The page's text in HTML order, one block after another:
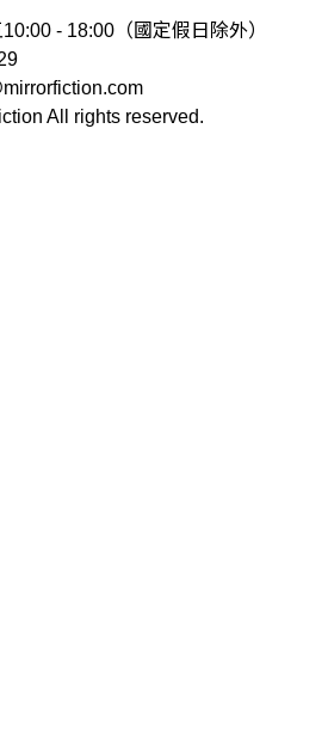
- 18:00（國定假日除外）
All rights reserved.